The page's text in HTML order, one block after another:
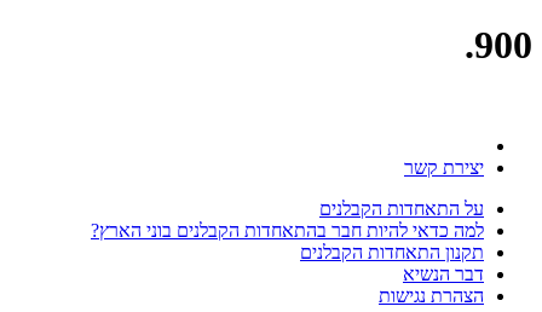
900.
יצירת קשר
על התאחדות הקבלנים
למה כדאי להיות חבר בהתאחדות הקבלנים בוני הארץ?
תקנון התאחדות הקבלנים
דבר הנשיא
הצהרת נגישות